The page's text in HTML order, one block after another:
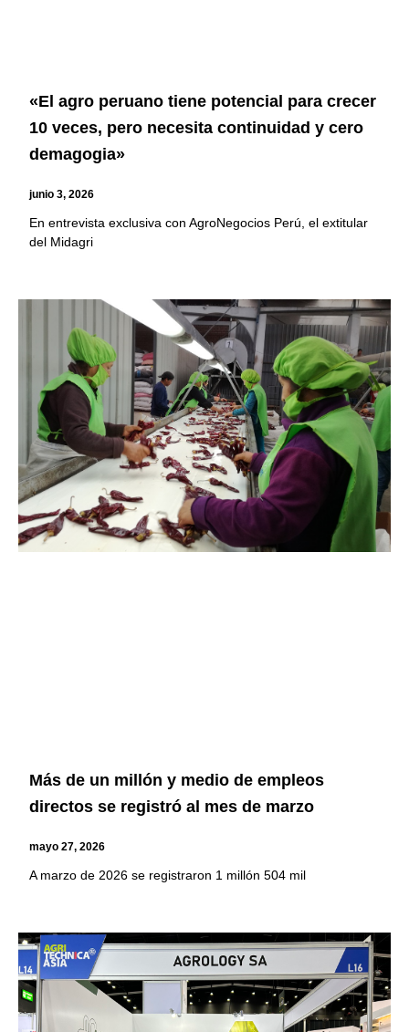
«El agro peruano tiene potencial para crecer
10 veces, pero necesita continuidad y cero
demagogia»
junio 3, 2026
En entrevista exclusiva con AgroNegocios Perú, el extitular
del Midagri
Más de un millón y medio de empleos
directos se registró al mes de marzo
mayo 27, 2026
A marzo de 2026 se registraron 1 millón 504 mil